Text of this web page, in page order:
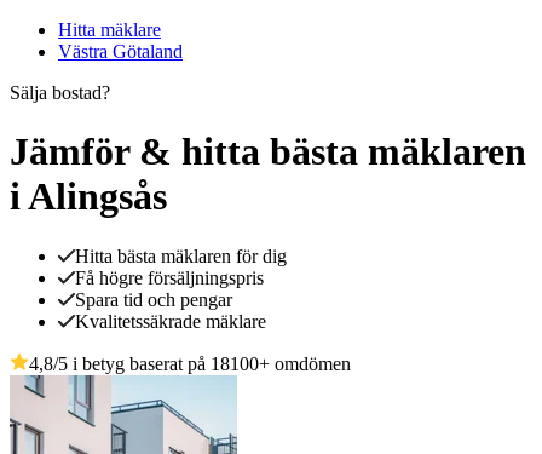
Hitta mäklare
Västra Götaland
Sälja bostad?
Jämför & hitta bästa mäklaren
i Alingsås
Hitta bästa mäklaren för dig
Få högre försäljningspris
Spara tid och pengar
Kvalitetssäkrade mäklare
4,8/5 i betyg baserat på 18100+ omdömen